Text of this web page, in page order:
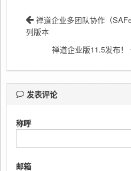
禅道企业多团队协作（
列版本
禅道企业版11.5发布
发表评论
称呼
邮箱